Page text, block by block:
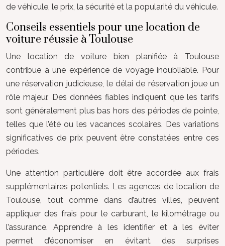
de véhicule, le prix, la sécurité et la popularité du véhicule.
Conseils essentiels pour une location de
voiture réussie à Toulouse
Une location de voiture bien planifiée à Toulouse
contribue à une expérience de voyage inoubliable. Pour
une réservation judicieuse, le délai de réservation joue un
rôle majeur. Des données fiables indiquent que les tarifs
sont généralement plus bas hors des périodes de pointe,
telles que l’été ou les vacances scolaires. Des variations
significatives de prix peuvent être constatées entre ces
périodes.
Une attention particulière doit être accordée aux frais
supplémentaires potentiels. Les agences de location de
Toulouse, tout comme dans d’autres villes, peuvent
appliquer des frais pour le carburant, le kilométrage ou
l’assurance. Apprendre à les identifier et à les éviter
permet d’économiser en évitant des surprises